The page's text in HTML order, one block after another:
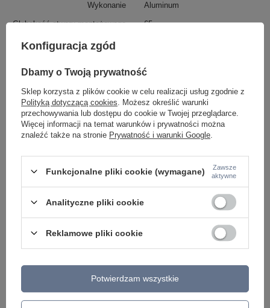
Podmiot odpowiedzialny za ten
produkt na terenie UE
Wykonanie Aluminum
Głebokość otworu montażowego 65
Z tej samej serii:
Białe oczko podtynkowe LED 4000K IP65 Zoom
DL034-L12W4K-W Maytoni
260,00 zł / szt.
PROMOCJA
Czarne okrągłe
IP65 LED 3000K
Maytoni
Konfiguracja zgód
Dbamy o Twoją prywatność
Sklep korzysta z plików cookie w celu realizacji usług zgodnie z
Polityką dotyczącą cookies . Możesz określić warunki
przechowywania lub dostępu do cookie w Twojej przeglądarce.
Więcej informacji na temat warunków i prywatności można
znaleźć także na stronie Prywatność i warunki Google
Funkcjonalne pliki cookie (wymagane)
Zawsze
aktywne
Analityczne pliki cookie
Reklamowe pliki cookie
Potwierdzam wszystkie